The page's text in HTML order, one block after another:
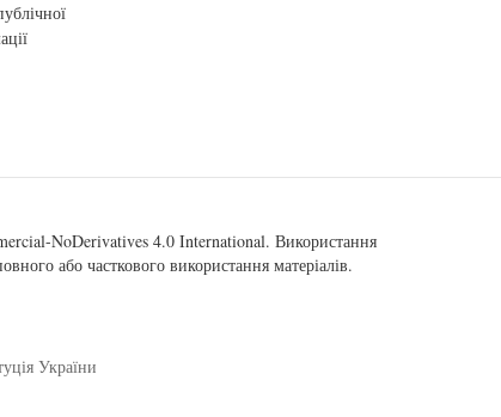
NoDerivatives 4.0 International. Використання
або часткового використання матеріалів.
України